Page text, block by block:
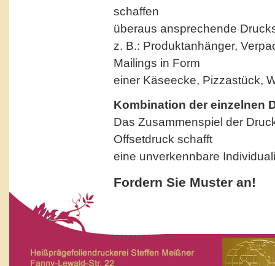
schaffen
überaus ansprechende
z. B.: Produktanhänger,
Mailings in Form
einer Käseecke, Pizzastück,
Kombination der einzelnen
Das Zusammenspiel der
Offsetdruck schafft
eine unverkennbare
Fordern Sie Muster an!